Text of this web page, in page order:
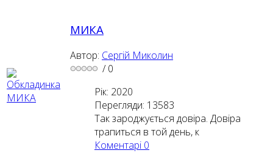
МИКА
Автор: Сергій Миколин
/0
Рік: 2020
Перегляди: 13583
Так зароджується довіра. Довіра
трапиться в той день, к
Коментарі 0